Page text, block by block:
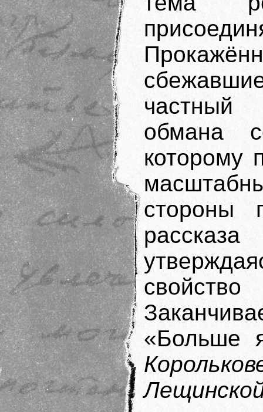
частный
обмана
которому
стороны
«Больше